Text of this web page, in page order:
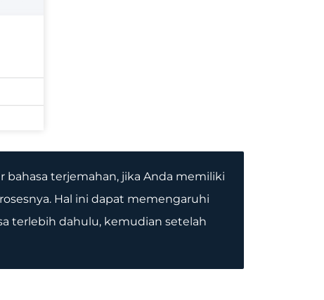
bahasa terjemahan, jika Anda memiliki
Hal ini dapat memengaruhi
terlebih dahulu, kemudian setelah